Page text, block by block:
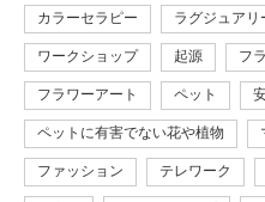
カラーセラピー ラグジュアリ
ワークショップ 起源 フ
フラワーアート ペット
ペットに有害でない花や植物
ファッション テレワーク